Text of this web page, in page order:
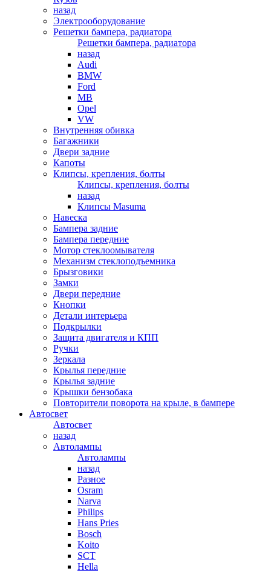
назад
Электрооборудование
Решетки бампера, радиатора
Решетки бампера, радиатора
назад
Audi
BMW
Ford
MB
Opel
VW
Внутренняя обивка
Багажники
Двери задние
Капоты
Клипсы, крепления, болты
Клипсы, крепления, болты
назад
Клипсы Masuma
Навеска
Бампера задние
Бампера передние
Мотор стеклоомывателя
Механизм стеклоподъемника
Брызговики
Замки
Двери передние
Кнопки
Детали интерьера
Подкрылки
Защита двигателя и КПП
Ручки
Зеркала
Крылья передние
Крылья задние
Крышки бензобака
Повторители поворота на крыле, в бампере
Автосвет
Автосвет
назад
Автолампы
Автолампы
назад
Разное
Osram
Narva
Philips
Hans Pries
Bosch
Koito
SCT
Hella